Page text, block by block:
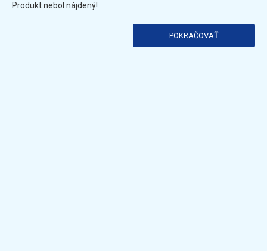
Produkt nebol nájdený!
POKRAČOVAŤ